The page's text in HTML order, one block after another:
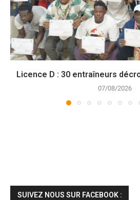
Licence D : 30 entraîneurs
07/08/2026
SUIVEZ NOUS SUR FACEBOOK :